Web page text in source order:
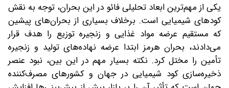
یکی از مهم‌ترین ابعاد تحلیلی فائو در این بحران، توجه به نقش
کودهای شیمیایی است. برخلاف بسیاری از بحران‌های پیشین
که مستقیم عرضه مواد غذایی و زنجیره توزیع را هدف قرار
می‌دادند، بحران هرمز ابتدا عرضه نهاده‌های تولید و زنجیره
تأمین را مختل کرد. نکته بسیار مهم در این بین، نبود عنصر
ذخیره‌سازی کود شیمیایی در جهان و کشورهای مصرف‌کننده